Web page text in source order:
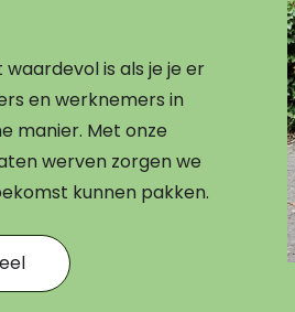
is als je je er
en werknemers in
manier. Met onze
werven zorgen we
kunnen pakken.